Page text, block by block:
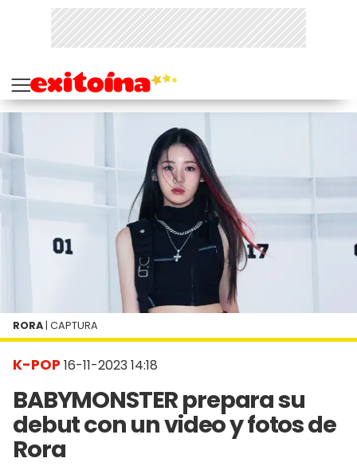
K-POP 16-11-2023 14:18
BABYMONSTER prepara su
debut con un video y fotos de
Rora
RORA | CAPTURA